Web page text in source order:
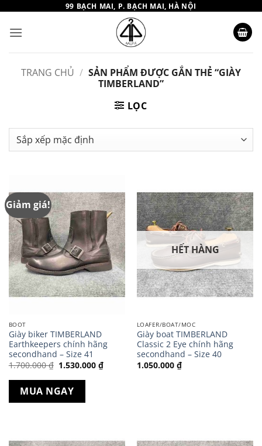
nội
dung
99 BẠCH MAI, P. BẠCH MAI, HÀ NỘI
TRANG CHỦ / SẢN PHẨM ĐƯỢC GẮN THẺ “GIÀY
TIMBERLAND”
LỌC
Giảm giá!
BOOT
Giày biker TIMBERLAND
Earthkeepers chính hãng
secondhand – Size 41
1.700.000₫ Giá
gốc
là:
1.700.000 ₫.
1.530.000 ₫Giá
hiện
MUA NGAY
HẾT HÀNG
LOAFER/BOAT/MOC
Giày boat TIMBERLAND
Classic 2 Eye chính hãng
secondhand – Size 40
1.050.000 ₫